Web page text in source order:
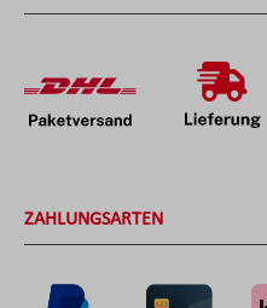
ZAHLUNGSARTEN